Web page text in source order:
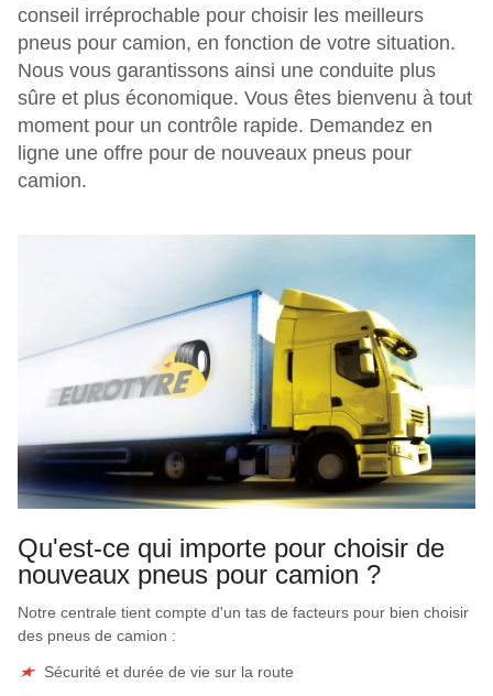
conseil irréprochable pour choisir les meilleurs
pneus pour camion, en fonction de votre situation.
Nous vous garantissons ainsi une conduite plus
sûre et plus économique. Vous êtes bienvenu à tout
moment pour un contrôle rapide. Demandez en
ligne une offre pour de nouveaux pneus pour
camion.
Qu'est-ce qui importe pour choisir de
nouveaux pneus pour camion ?
Notre centrale tient compte d'un tas de facteurs pour bien choisir
des pneus de camion :
Sécurité et durée de vie sur la route